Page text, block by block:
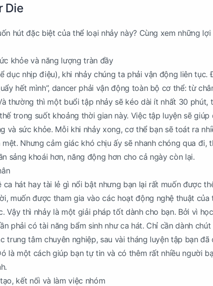
Die
hút đặc biệt của thể loại nhảy này? Cùng xem những lợi
khỏe và năng lượng tràn đầy
dục nhịp điệu), khi nhảy chúng ta phải vận động liên tục.
hết mình”, dancer phải vận động toàn bộ cơ thể: từ
thường thì một buổi tập nhảy sẽ kéo dài ít nhất 30 phút,
trong suốt khoảng thời gian này. Việc tập luyện sẽ giúp
và sức khỏe. Mỗi khi nhảy xong, cơ thể bạn sẽ toát ra
Nhưng cảm giác khó chịu ấy sẽ nhanh chóng qua đi,
sảng khoái hơn, năng động hơn cho cả ngày còn lại.
ca hát hay tài lẻ gì nổi bật nhưng bạn lại rất muốn được
muốn được tham gia vào các hoạt động nghệ thuật của
Vậy thì nhảy là một giải pháp tốt dành cho bạn. Bởi vì
phải có tài năng bẩm sinh như ca hát. Chỉ cần dành
trung tâm chuyên nghiệp, sau vài tháng luyện tập bạn đã
là một cách giúp bạn tự tin và có thêm rất nhiều người
kết nối và làm việc nhóm